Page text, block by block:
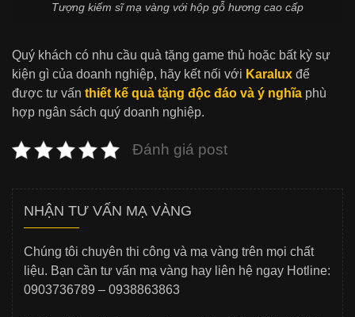
Tượng kiếm sĩ mạ vàng với hộp gỗ hương cao cấp
Quý khách có nhu cầu quà tặng game thủ hoặc bất kỳ sự
kiện gì của doanh nghiệp, hãy kết nối với Karalux để
được tư vấn thiết kế quà tặng độc đáo và ý nghĩa phù
hợp ngân sách quý doanh nghiệp.
Đánh giá post
NHẬN TƯ VẤN MẠ VÀNG
Chúng tôi chuyên thi công và mạ vàng trên mọi chất
liệu. Bạn cần tư vấn mạ vàng hay liên hệ ngay Hotline:
0903736789 – 0938863863